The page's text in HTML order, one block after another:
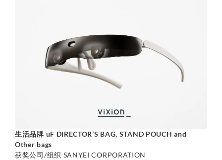
生活品牌 uF DIRECTOR’S BAG, STAND POUCH and
Other bags
获奖公司/组织 SANYEI CORPORATION